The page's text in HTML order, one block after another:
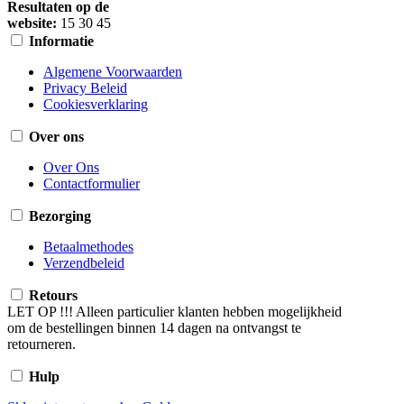
Resultaten op de
website: 15 30 45
Informatie
Algemene Voorwaarden
Privacy Beleid
Cookiesverklaring
Over ons
Over Ons
Contactformulier
Bezorging
Betaalmethodes
Verzendbeleid
Retours
LET OP !!! Alleen particulier klanten hebben mogelijkheid
om de bestellingen binnen 14 dagen na ontvangst te
retourneren.
Hulp